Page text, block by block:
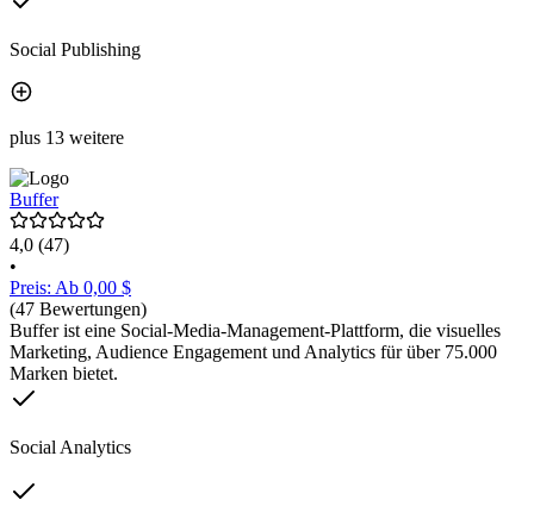
Social Publishing
plus 13 weitere
Buffer
4,0 (47)
•
Preis: Ab 0,00 $
(47 Bewertungen)
Buffer ist eine Social-Media-Management-Plattform, die visuelles
Marketing, Audience Engagement und Analytics für über 75.000
Marken bietet.
Social Analytics